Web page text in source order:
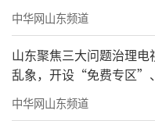
中华网山东频道
山东聚焦三大问题治理
乱象，开设“免费专区”
例70%以上
中华网山东频道